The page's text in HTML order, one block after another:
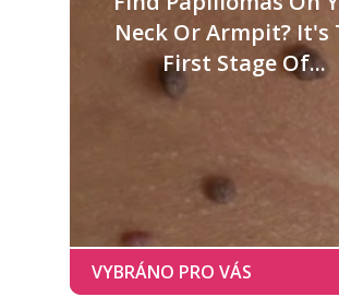
Neck Or Armpit? It's
First Stage Of...